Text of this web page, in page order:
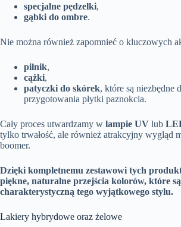
specjalne pędzelki,
gąbki do ombre.
Nie można również zapomnieć o kluczowych
pilnik,
cążki,
patyczki do skórek, które są niezbędne
przygotowania płytki paznokcia.
Cały proces utwardzamy w lampie UV lub
tylko trwałość, ale również atrakcyjny wygląd
boomer.
Dzięki kompletnemu zestawowi tych
piękne, naturalne przejścia kolorów, które są
charakterystyczną tego wyjątkowego stylu.
Lakiery hybrydowe oraz żelowe